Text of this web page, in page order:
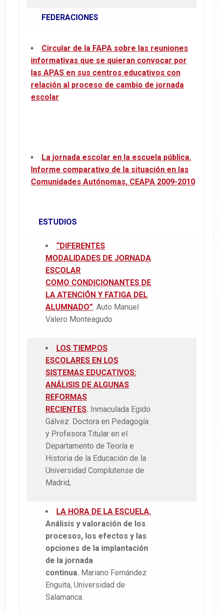
FEDERACIONES
Circular de la FAPA sobre las reuniones
informativas que se quieran convocar por
las APAS en sus centros educativos con
relación al proceso de cambio de jornada
escolar
La jornada escolar en la escuela pública.
Informe comparativo de la situación en las
Comunidades Autónomas, CEAPA 2009-2010
ESTUDIOS
“DIFERENTES
MODALIDADES DE JORNADA
ESCOLAR
COMO CONDICIONANTES DE
LA ATENCIÓN Y FATIGA DEL
ALUMNADO”. Auto Manuel
Valero Monteagudo
LOS TIEMPOS
ESCOLARES EN LOS
SISTEMAS EDUCATIVOS:
ANÁLISIS DE ALGUNAS
REFORMAS
RECIENTES. Inmaculada Egido
Gálvez. Doctora en Pedagogía
y Profesora Titular en el
Departamento de Teoría e
Historia de la Educación de la
Universidad Complutense de
Madrid,
LA HORA DE LA ESCUELA.
Análisis y valoración de los
procesos, los efectos y las
opciones de la implantación
de la jornada
continua. Mariano Fernández
Enguita, Universidad de
Salamanca.